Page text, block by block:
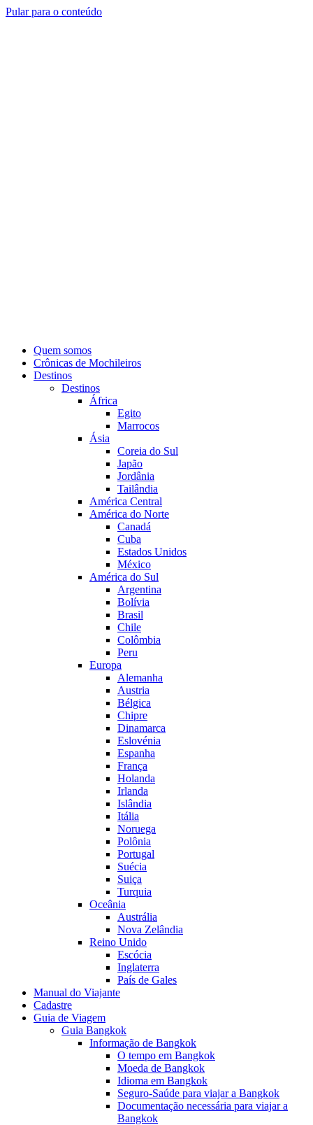
Pular para o conteúdo
Quem somos
Crônicas de Mochileiros
Destinos
Destinos
África
Egito
Marrocos
Ásia
Coreia do Sul
Japão
Jordânia
Tailândia
América Central
América do Norte
Canadá
Cuba
Estados Unidos
México
América do Sul
Argentina
Bolívia
Brasil
Chile
Colômbia
Peru
Europa
Alemanha
Austria
Bélgica
Chipre
Dinamarca
Eslovénia
Espanha
França
Holanda
Irlanda
Islândia
Itália
Noruega
Polônia
Portugal
Suécia
Suiça
Turquia
Oceânia
Austrália
Nova Zelândia
Reino Unido
Escócia
Inglaterra
País de Gales
Manual do Viajante
Cadastre
Guia de Viagem
Guia Bangkok
Informação de Bangkok
O tempo em Bangkok
Moeda de Bangkok
Idioma em Bangkok
Seguro-Saúde para viajar a Bangkok
Documentação necessária para viajar a
Bangkok